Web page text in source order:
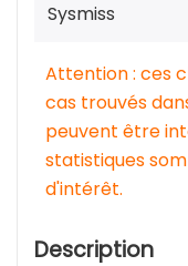
Sysmiss
Attention : ces
cas trouvés
peuvent être
statistiques
d'intérêt.
Description